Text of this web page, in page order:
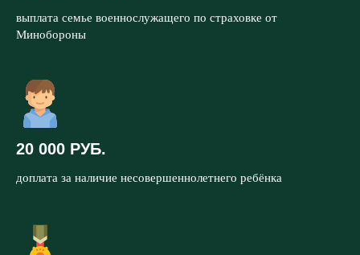
выплата семье военнослужащего по страховке от
Минобороны
20 000 РУБ.
доплата за наличие несовершеннолетнего ребёнка